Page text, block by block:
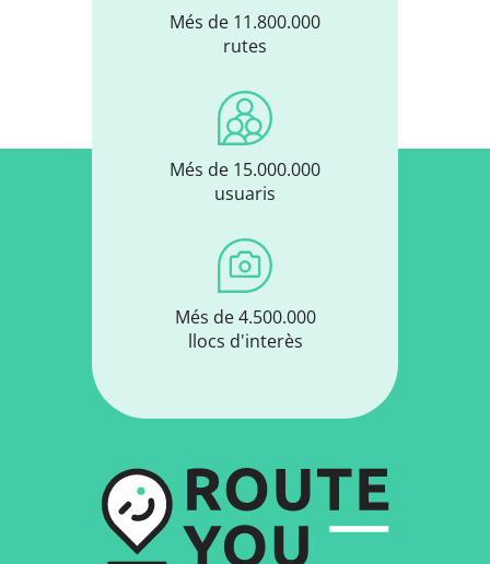
Més de 11.800.000
rutes
Més de 15.000.000
usuaris
Més de 4.500.000
llocs d'interès